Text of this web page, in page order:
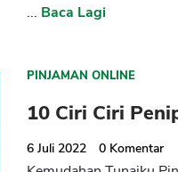
... Baca Lagi
PINJAMAN ONLINE
10 Ciri Ciri
6 Juli 2022 0 Komentar